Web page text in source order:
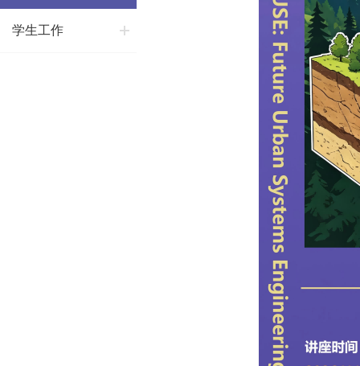
学生工作